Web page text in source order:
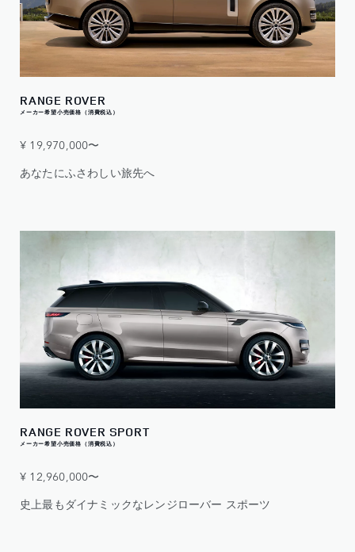
RANGE ROVER
メーカー希望小売価格（消費税込）
¥ 19,970,000〜
あなたにふさわしい旅先へ
RANGE ROVER SPORT
メーカー希望小売価格（消費税込）
¥ 12,960,000〜
史上最もダイナミックなレンジローバー スポーツ